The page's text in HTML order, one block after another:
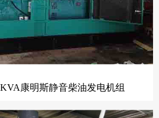
康明斯静音柴油发电机组